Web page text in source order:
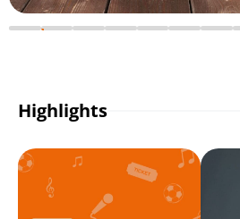
Highlights